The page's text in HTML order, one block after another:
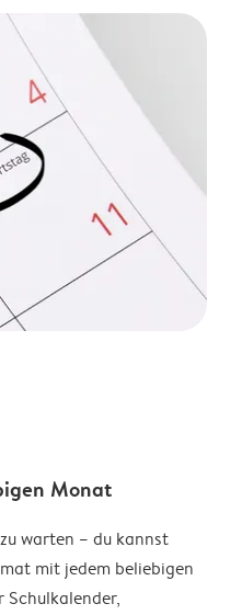
Monat
warten – du kannst
mit jedem beliebigen